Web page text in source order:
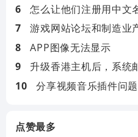
怎么让他们注册用中文
游戏网站论坛和制造业产
APP图像无法显示
升级香港主机后，系统
分享视频音乐插件问题
点赞最多